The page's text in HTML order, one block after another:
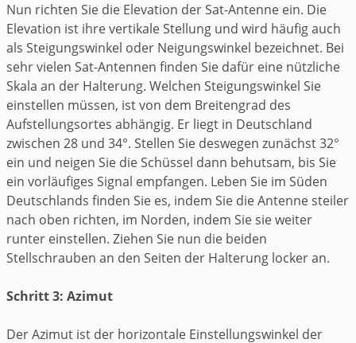
Nun richten Sie die Elevation der Sat-Antenne ein. Die
Elevation ist ihre vertikale Stellung und wird häufig auch
als Steigungswinkel oder Neigungswinkel bezeichnet. Bei
sehr vielen Sat-Antennen finden Sie dafür eine nützliche
Skala an der Halterung. Welchen Steigungswinkel Sie
einstellen müssen, ist von dem Breitengrad des
Aufstellungsortes abhängig. Er liegt in Deutschland
zwischen 28 und 34°. Stellen Sie deswegen zunächst 32°
ein und neigen Sie die Schüssel dann behutsam, bis Sie
ein vorläufiges Signal empfangen. Leben Sie im Süden
Deutschlands finden Sie es, indem Sie die Antenne steiler
nach oben richten, im Norden, indem Sie sie weiter
runter einstellen. Ziehen Sie nun die beiden
Stellschrauben an den Seiten der Halterung locker an.
Schritt 3: Azimut
Der Azimut ist der horizontale Einstellungswinkel der